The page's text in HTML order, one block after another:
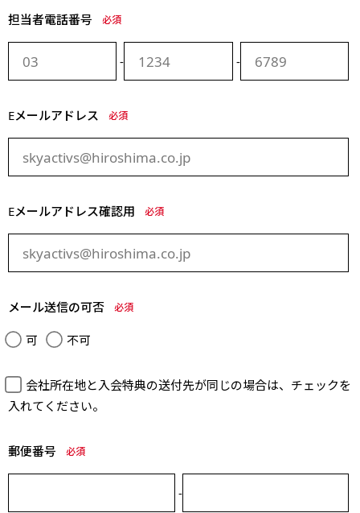
担当者電話番号 必須
- -
Eメールアドレス 必須
Eメールアドレス確認用 必須
メール送信の可否 必須
可 不可
会社所在地と入会特典の送付先が同じの場合は、チェックを
入れてください。
郵便番号 必須
-